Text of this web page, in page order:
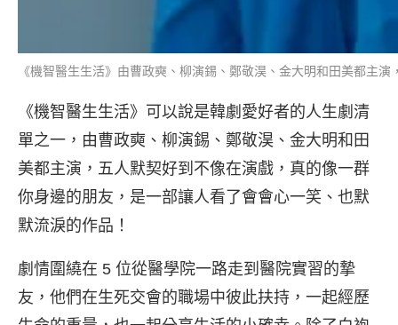
《機智醫生生活》由曹政奭、柳演錫、鄭敬淏、金大明和田美都主
《機智醫生生活》可以說是韓劇愛好者的人生劇清
單之一，由曹政奭、柳演錫、鄭敬淏、金大明和田
美都主演，五人默契好到不像在演戲，真的像一群
你身邊的朋友，是一部讓人看了會會心一笑、也默
默流淚的作品！
劇情圍繞在 5 位從醫學院一路走到醫院實習的摯
友，他們在生死交會的職場中彼此扶持，一起經歷